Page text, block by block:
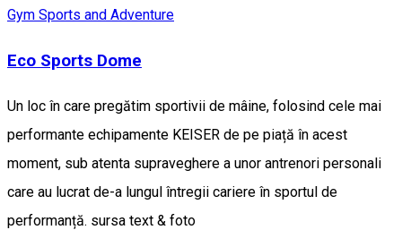
Gym Sports and Adventure
Eco Sports Dome
Un loc în care pregătim sportivii de mâine, folosind cele mai
performante echipamente KEISER de pe piață în acest
moment, sub atenta supraveghere a unor antrenori personali
care au lucrat de-a lungul întregii cariere în sportul de
performanță. sursa text & foto